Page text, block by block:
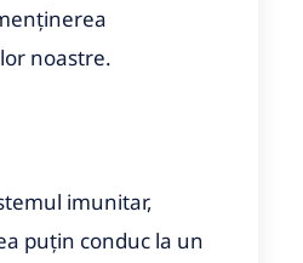
noastre.
imunitar,
puțin conduc la un